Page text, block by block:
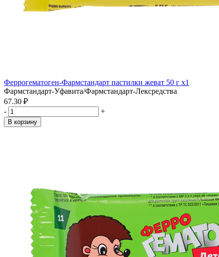
Феррогематоген-Фармстандарт пастилки жеват 50 г x1
Фармстандарт-Уфавита/Фармстандарт-Лексредства
67.30 ₽
-
+
В корзину